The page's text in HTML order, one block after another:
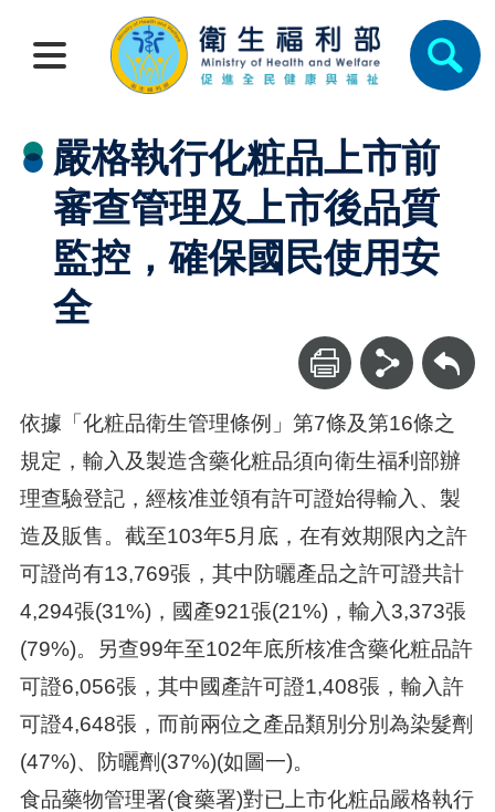
嚴格執行化粧品上市前
審查管理及上市後品質
監控，確保國民使用安
全
回上一頁
依據「化粧品衛生管理條例」第7條及第16條之
規定，輸入及製造含藥化粧品須向衛生福利部辦
理查驗登記，經核准並領有許可證始得輸入、製
造及販售。截至103年5月底，在有效期限內之許
可證尚有13,769張，其中防曬產品之許可證共計
4,294張(31%)，國產921張(21%)，輸入3,373張
(79%)。另查99年至102年底所核准含藥化粧品許
可證6,056張，其中國產許可證1,408張，輸入許
可證4,648張，而前兩位之產品類別分別為染髮劑
(47%)、防曬劑(37%)(如圖一)。
食品藥物管理署(食藥署)對已上市化粧品嚴格執行